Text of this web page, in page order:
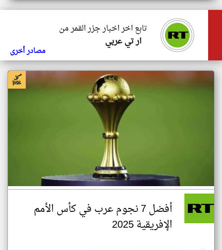
تابع اخر اخبار جزر القمر من
ار تي عربي
مصادر أخرى
أفضل 7 نجوم عرب في كأس الأمم
الإفريقية 2025